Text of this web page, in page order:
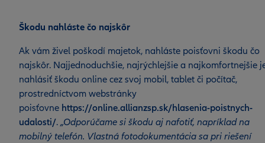
Škodu nahláste čo najskôr
Ak vám živel poškodí majetok, nahláste poisťovni škodu čo
najskôr. Najjednoduchšie, najrýchlejšie a najkomfortnejšie
nahlásiť škodu online cez svoj mobil, tablet či počítač,
prostredníctvom webstránky
poisťovne https://online.allianzsp.sk/hlasenia-poistnych-
udalosti/. „Odporúčame si škodu aj nafotiť, napríklad na
mobilný telefón. Vlastná fotodokumentácia sa pri riešení